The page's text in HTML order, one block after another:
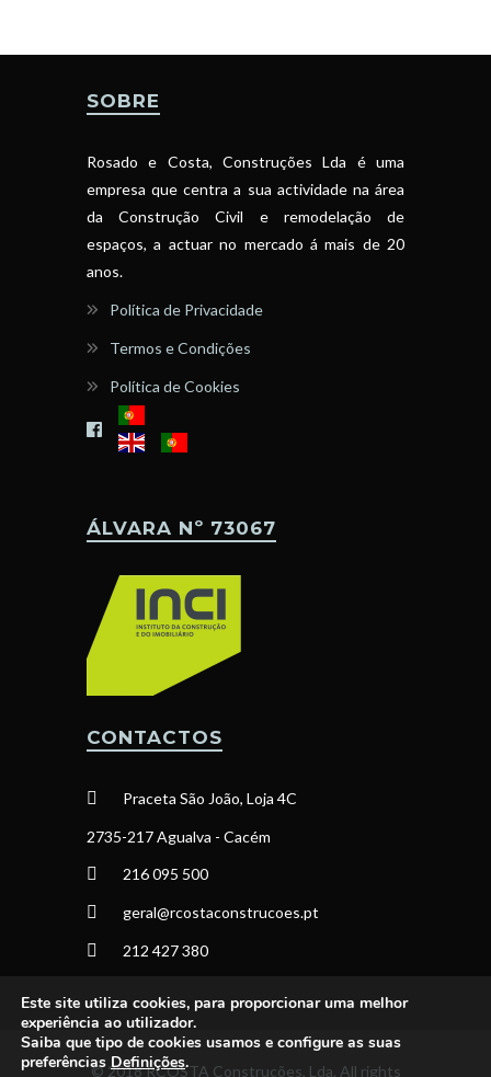
SOBRE
Rosado e Costa, Construções Lda é uma
empresa que centra a sua actividade na área
da Construção Civil e remodelação de
espaços, a actuar no mercado á mais de 20
anos.
Política de Privacidade
Termos e Condições
Política de Cookies
ÁLVARA Nº 73067
CONTACTOS
Praceta São João, Loja 4C
2735-217 Agualva - Cacém
216 095 500
geral@rcostaconstrucoes.pt
212 427 380
© 2018 RCOSTA Construções, Lda. All rights
Este site utiliza cookies, para proporcionar uma melhor
experiência ao utilizador.
Saiba que tipo de cookies usamos e configure as suas
preferênciasDefinições.